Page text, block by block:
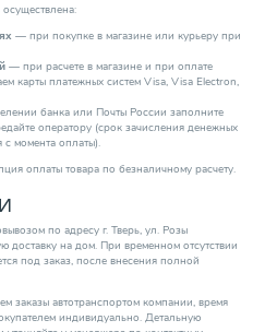
Нет
WILO
Однофазное
Нет
— при покупке в магазине или курьеру при
— при расчете в магазине и при оплате
карты платежных систем Visa, Visa Electron,
банка или Почты России заполните
оператору (срок зачисления денежных
с момента оплаты).
оплаты товара по безналичному расчету.
по адресу г. Тверь, ул. Розы
доставку на дом. При временном отсутствии
под заказ, после внесения полной
заказы автотранспортом компании, время
индивидуально. Детальную